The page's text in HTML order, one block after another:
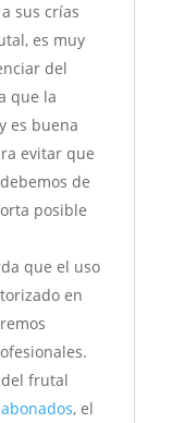
sus crías
es muy
del
que la
es buena
evitar que
de
posible
que el uso
en
frutal
abonados, el